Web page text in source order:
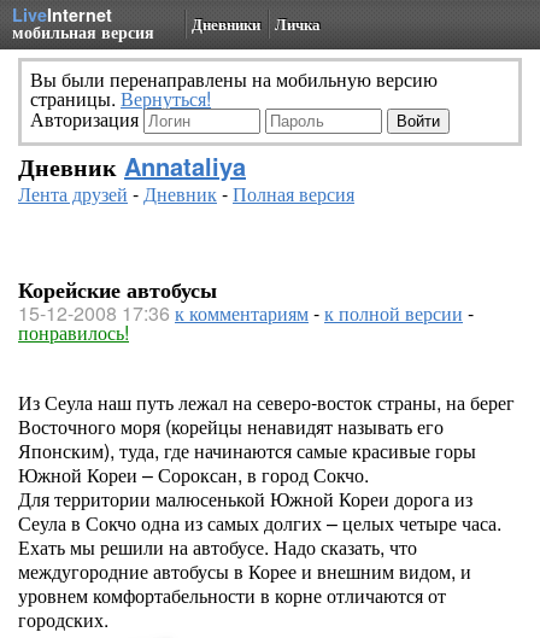
LiveInternet
мобильная версия Дневники Личка
Вы были перенаправлены на мобильную версию
страницы. Вернуться!
Авторизация
Дневник Annataliya
Лента друзей -Дневник-Полная версия
Корейские автобусы
15-12-2008 17:36 к комментариям-к полной версии -
понравилось!
Из Сеула наш путь лежал на северо-восток страны, на берег
Восточного моря (корейцы ненавидят называть его
Японским), туда, где начинаются самые красивые горы
Южной Кореи – Сороксан, в город Сокчо.
Для территории малюсенькой Южной Кореи дорога из
Сеула в Сокчо одна из самых долгих – целых четыре часа.
Ехать мы решили на автобусе. Надо сказать, что
междугородние автобусы в Корее и внешним видом, и
уровнем комфортабельности в корне отличаются от
городских.